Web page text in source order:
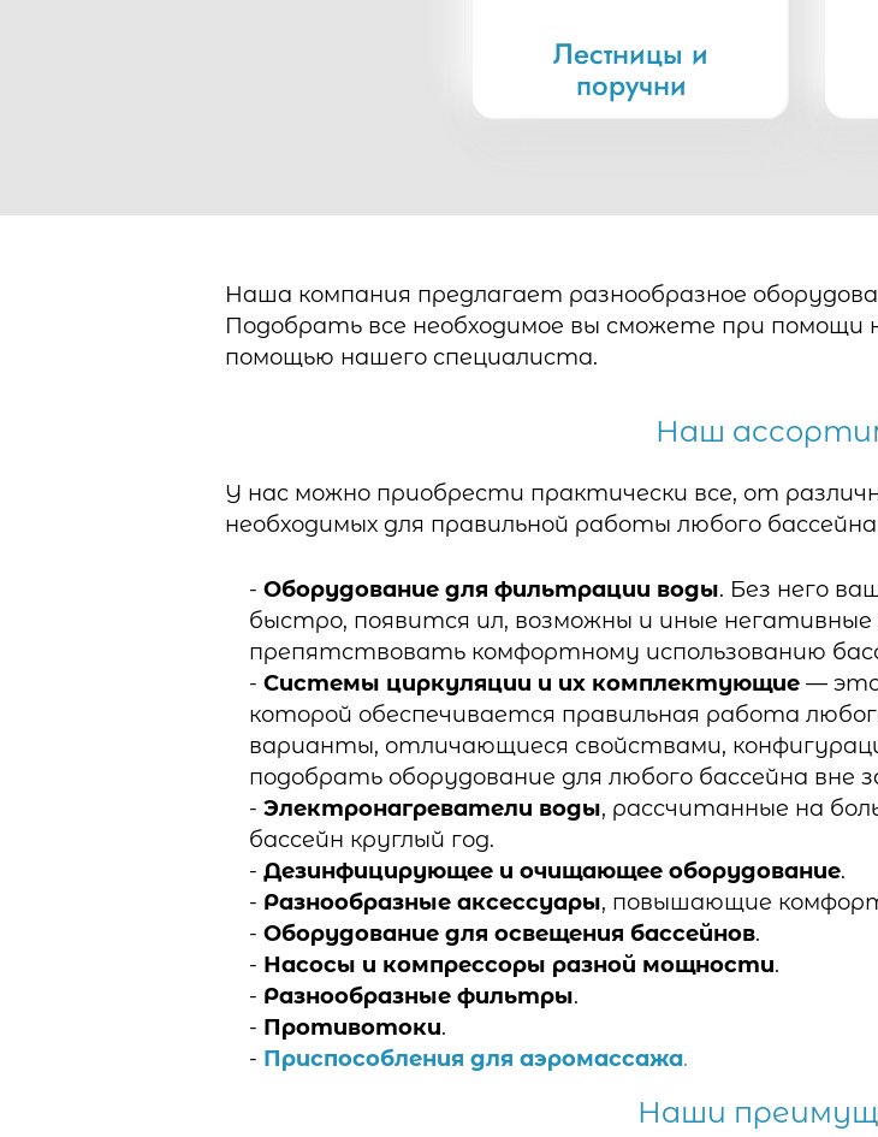
Лестницы и
поручни
Наша компания предлагает разнообразное
Подобрать все необходимое вы сможете при помощи
помощью нашего специалиста.
Наш
У нас можно приобрести практически все, от
необходимых для правильной работы любого
Оборудование для фильтрации воды. Без него
быстро, появится ил, возможны и иные
препятствовать комфортному использованию
Системы циркуляции и их комплектующие — это
которой обеспечивается правильная работа
варианты, отличающиеся свойствами,
подобрать оборудование для любого бассейна
Электронагреватели воды, рассчитанные на
бассейн круглый год.
Дезинфицирующее и очищающее оборудование.
Разнообразные аксессуары, повышающие
Оборудование для освещения бассейнов.
Насосы и компрессоры разной мощности.
Разнообразные фильтры.
Противотоки.
Приспособления для аэромассажа.
Наши